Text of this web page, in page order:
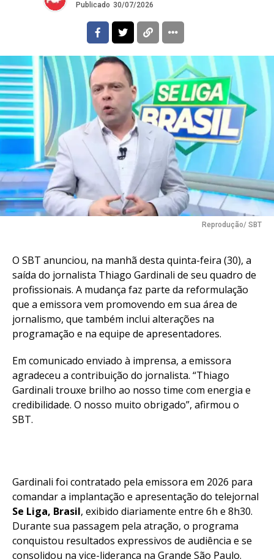
Publicado 30/07/2026
Reprodução/ SBT
O SBT anunciou, na manhã desta quinta-feira (30), a
saída do jornalista Thiago Gardinali de seu quadro de
profissionais. A mudança faz parte da reformulação
que a emissora vem promovendo em sua área de
jornalismo, que também inclui alterações na
programação e na equipe de apresentadores.
Em comunicado enviado à imprensa, a emissora
agradeceu a contribuição do jornalista. “Thiago
Gardinali trouxe brilho ao nosso time com energia e
credibilidade. O nosso muito obrigado”, afirmou o
SBT.
Gardinali foi contratado pela emissora em 2026 para
comandar a implantação e apresentação do telejornal
Se Liga, Brasil, exibido diariamente entre 6h e 8h30.
Durante sua passagem pela atração, o programa
conquistou resultados expressivos de audiência e se
consolidou na vice-liderança na Grande São Paulo.